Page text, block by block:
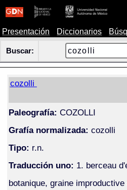
Presentación Diccionarios
Buscar:
cozolli
Paleografía: COZOLLI
Grafía normalizada: cozolli
Tipo: r.n.
Traducción uno: 1. berceau
botanique, graine